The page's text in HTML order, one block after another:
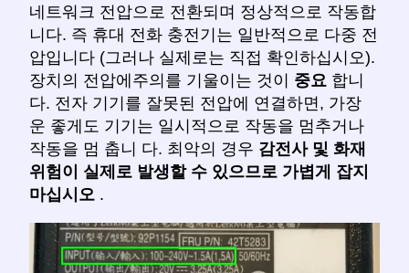
네트워크 전압으로 전환되며 정상적으로 작동합
니다. 즉 휴대 전화 충전기는 일반적으로 다중 전
압입니다 (그러나 실제로는 직접 확인하십시오).
장치의 전압에주의를 기울이는 것이 중요 합니
다. 전자 기기를 잘못된 전압에 연결하면, 가장
운 좋게도 기기는 일시적으로 작동을 멈추거나
작동을 멈 춥니 다. 최악의 경우 감전사 및 화재
위험이 실제로 발생할 수 있으므로 가볍게 잡지
마십시오 .